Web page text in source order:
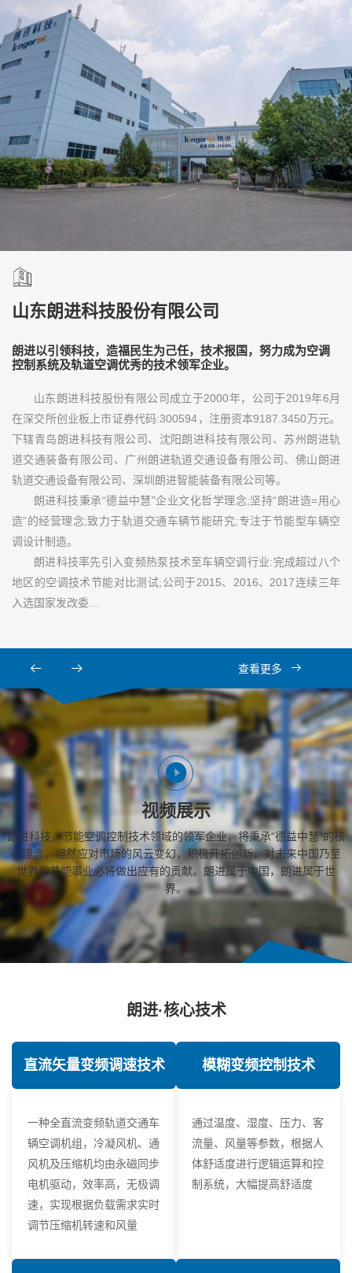
山东朗进科技股份有限公司
朗进以引领科技，造福民生为己任，技术报国，努力成为空调
控制系统及轨道空调优秀的技术领军企业。
山东朗进科技股份有限公司成立于2000年，公司于2019年6月
在深交所创业板上市证券代码:300594，注册资本9187.3450万元。
下辖青岛朗进科技有限公司、沈阳朗进科技有限公司、苏州朗进轨
道交通装备有限公司、广州朗进轨道交通设备有限公司、佛山朗进
轨道交通设备有限公司、深圳朗进智能装备有限公司等。
朗进科技秉承“德益中慧”企业文化哲学理念;坚持“朗进造=用心
造”的经营理念;致力于轨道交通车辆节能研究;专注于节能型车辆空
调设计制造。
朗进科技率先引入变频热泵技术至车辆空调行业:完成超过八个
地区的空调技术节能对比测试;公司于2015、2016、2017连续三年
入选国家发改委…
查看更多
视频展示
朗进科技，节能空调控制技术领域的领军企业，将秉承“德益中慧”的核
心理念，坦然应对市场的风云变幻，积极开拓创新，对未来中国乃至
世界的节能事业必将做出应有的贡献。朗进属于中国，朗进属于世
界。
朗进·核心技术
直流矢量变频调速技术
一种全直流变频轨道交通车
辆空调机组，冷凝风机、通
风机及压缩机均由永磁同步
电机驱动，效率高，无极调
速，实现根据负载需求实时
调节压缩机转速和风量
模糊变频控制技术
通过温度、湿度、压力、客
流量、风量等参数，根据人
体舒适度进行逻辑运算和控
制系统，大幅提高舒适度